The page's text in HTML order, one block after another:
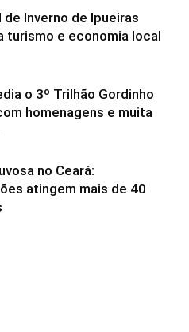
de Inverno de Ipueiras
turismo e economia local
o 3º Trilhão Gordinho
homenagens e muita
no Ceará:
atingem mais de 40